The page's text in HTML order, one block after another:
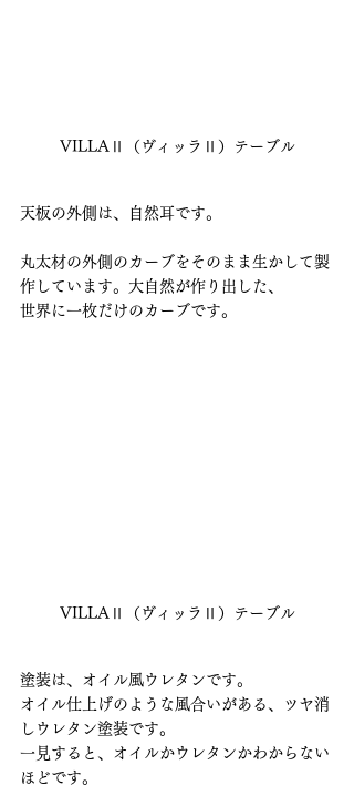
VILLAⅡ（ヴィッラⅡ）テーブル
天板の外側は、自然耳です。
丸太材の外側のカーブをそのまま生かして製
作しています。大自然が作り出した、
世界に一枚だけのカーブです。
VILLAⅡ（ヴィッラⅡ）テーブル
塗装は、オイル風ウレタンです。
オイル仕上げのような風合いがある、ツヤ消
しウレタン塗装です。
一見すると、オイルかウレタンかわからない
ほどです。